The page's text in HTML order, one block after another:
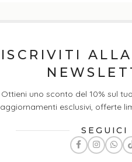
ISCRIVITI
Ottieni uno sconto del 10% sul
aggiornamenti esclusivi, offerte
SEGUICI